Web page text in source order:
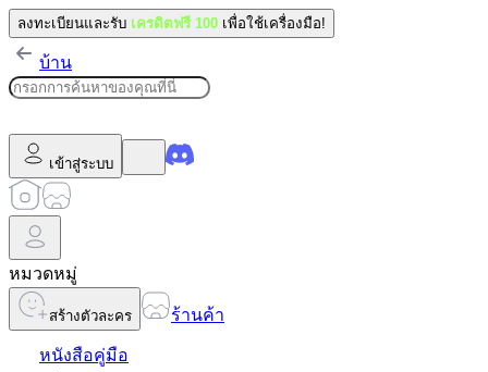
ลงทะเบียนและรับ เครดิตฟรี 100 เพื่อใช้เครื่องมือ!
บ้าน
เข้าสู่ระบบ
หมวดหมู่
สร้างตัวละคร ร้านค้า
หนังสือคู่มือ